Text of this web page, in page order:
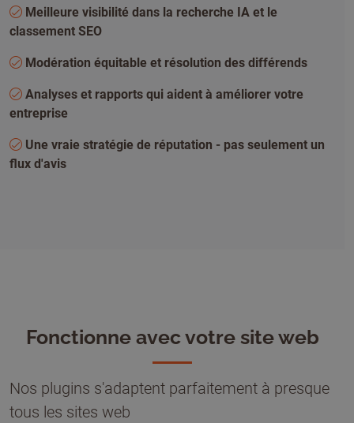
Meilleure visibilité dans la recherche IA et le
classement SEO
Modération équitable et résolution des différends
Analyses et rapports qui aident à améliorer votre
entreprise
Une vraie stratégie de réputation - pas seulement un
flux d'avis
Fonctionne avec votre site web
Nos plugins s'adaptent parfaitement à presque
tous les sites web